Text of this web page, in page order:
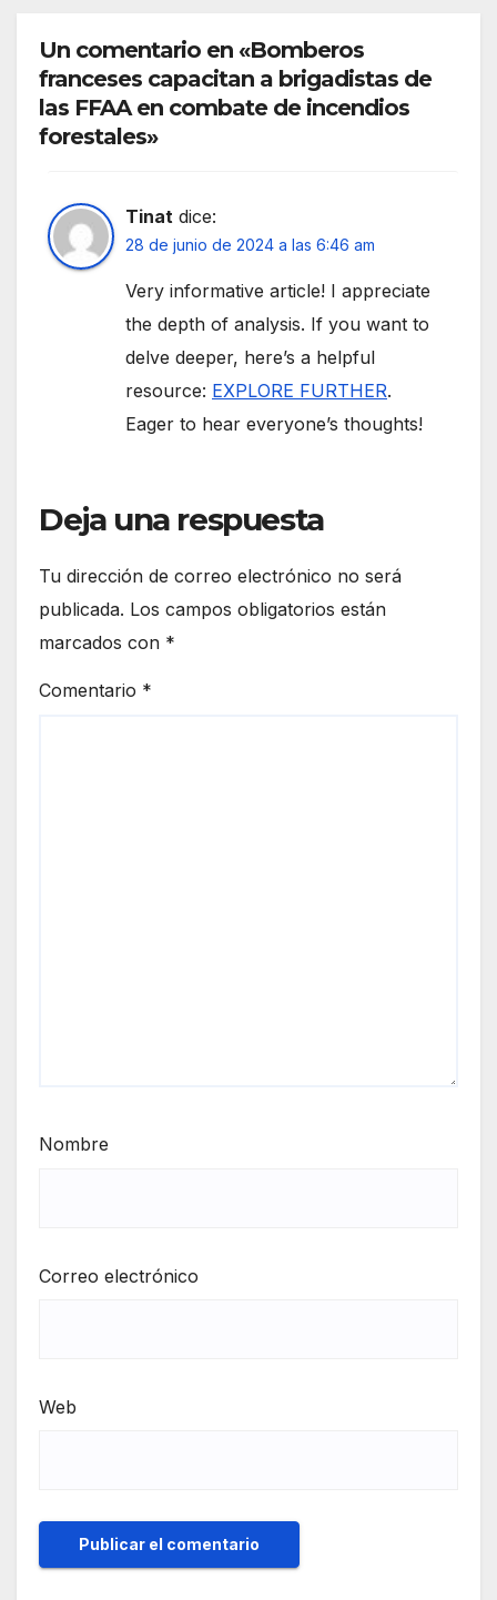
Un comentario en «Bomberos
franceses capacitan a brigadistas de
las FFAA en combate de incendios
forestales»
Tinat dice:
28 de junio de 2024 a las 6:46 am
Very informative article! I appreciate
the depth of analysis. If you want to
delve deeper, here’s a helpful
resource: EXPLORE FURTHER.
Eager to hear everyone’s thoughts!
Deja una respuesta
Tu dirección de correo electrónico no será
publicada. Los campos obligatorios están
marcados con *
Comentario *
Nombre
Correo electrónico
Web